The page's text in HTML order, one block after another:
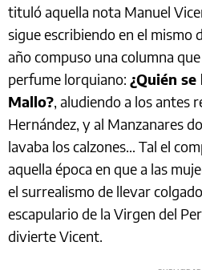
tituló aquella nota Manuel
sigue escribiendo en el mismo
año compuso una columna
perfume lorquiano: ¿Quién
Mallo?, aludiendo a los antes
Hernández, y al Manzanares
lavaba los calzones… Tal el
aquella época en que a las
el surrealismo de llevar
escapulario de la Virgen del
divierte Vicent.